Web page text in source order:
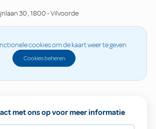
30 ,1800-Vilvoorde
cookies om de kaart weer te geven
Cookies beheren
met ons op voor meer informatie